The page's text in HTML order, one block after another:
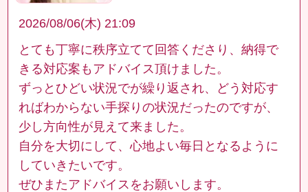
2026/08/06(木) 21:09
とても丁寧に秩序立てて回答くださり、納得で
きる対応案もアドバイス頂けました。
ずっとひどい状況でが繰り返され、どう対応す
ればわからない手探りの状況だったのですが、
少し方向性が見えて来ました。
自分を大切にして、心地よい毎日となるように
していきたいです。
ぜひまたアドバイスをお願いします。